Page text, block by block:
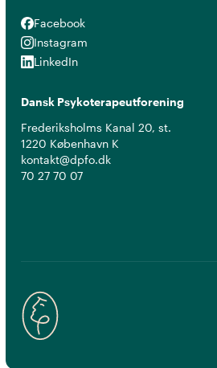
Facebook
Facebook
Instagram
Instagram
LinkedIn
LinkedIn
Dansk Psykoterapeutforening
Frederiksholms Kanal 20, st.
1220 København K
kontakt@dpfo.dk
70 27 70 07